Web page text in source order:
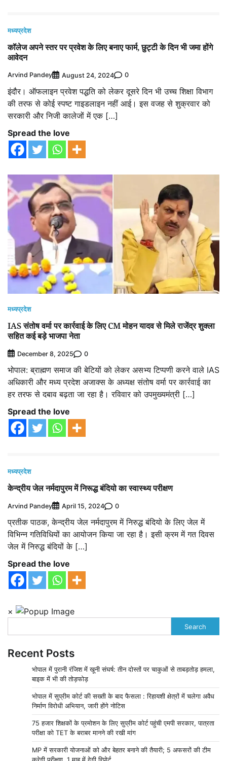
मध्यप्रदेश
कॉलेज अपने स्तर पर प्रवेश के लिए बनाए फार्म, छुट्टी के दिन भी जमा होंगे
आवेदन
Arvind Pandey August 24, 2024 0
इंदौर। ऑफलाइन प्रवेश पद्धति को लेकर दूसरे दिन भी उच्च शिक्षा विभाग
की तरफ से कोई स्पष्ट गाइडलाइन नहीं आई। इस वजह से शुक्रवार को
सरकारी और निजी कालेजों में एक […]
Spread the love
मध्यप्रदेश
IAS संतोष वर्मा पर कार्रवाई के लिए CM मोहन यादव से मिले राजेंद्र शुक्ला
सहित कई बड़े भाजपा नेता
December 8, 2025 0
भोपाल: ब्राह्मण समाज की बेटियों को लेकर असभ्य टिप्पणी करने वाले IAS
अधिकारी और मध्य प्रदेश अजाक्स के अध्यक्ष संतोष वर्मा पर कार्रवाई का
हर तरफ से दबाव बढ़ता जा रहा है। रविवार को उपमुख्यमंत्री […]
Spread the love
मध्यप्रदेश
केन्द्रीय जेल नर्मदापुरम में निरूद्ध बंदियो का स्वास्थ्य परीक्षण
Arvind Pandey April 15, 2024 0
प्रतीक पाठक, केन्द्रीय जेल नर्मदापुरम में निरुद्ध बंदियो के लिए जेल में
विभिन्न गतिविधियों का आयोजन किया जा रहा है। इसी क्रम में गत दिवस
जेल में निरुद्ध बंदियों के […]
Spread the love
×
Search
Recent Posts
भोपाल में पुरानी रंजिश में खूनी संघर्ष: तीन दोस्तों पर चाकुओं से ताबड़तोड़ हमला,
बाइक में भी की तोड़फोड़
भोपाल में सुप्रीम कोर्ट की सख्ती के बाद फैसला : रिहायशी क्षेत्रों में चलेगा अवैध
निर्माण विरोधी अभियान, जारी होंगे नोटिस
75 हजार शिक्षकों के प्रमोशन के लिए सुप्रीम कोर्ट पहुंची एमपी सरकार, पात्रता
परीक्षा को TET के बराबर मानने की रखी मांग
MP में सरकारी योजनाओं को और बेहतर बनाने की तैयारी; 5 अफसरों की टीम